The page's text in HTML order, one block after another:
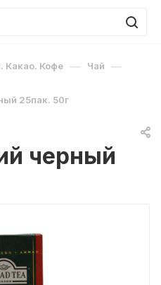
Какао. Кофе — Чай —
25пак. 50г
черный